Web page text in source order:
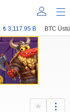
₺ 3,117.95 B BTC